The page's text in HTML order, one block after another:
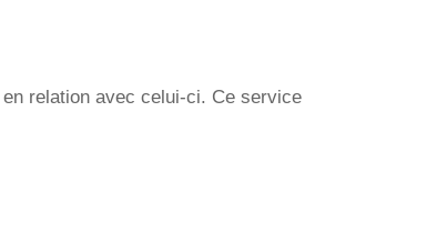
relation avec celui-ci. Ce service